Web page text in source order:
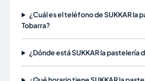
¿Cuál es el teléfono de SUKKAR la
Tobarra?
¿Dónde está SUKKAR la pastelería